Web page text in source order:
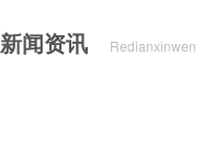
新闻资讯 Redianxinwen